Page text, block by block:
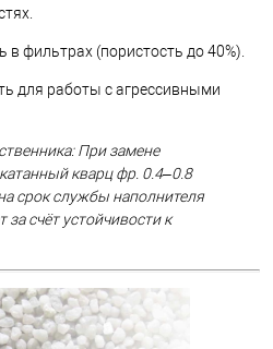
в фильтрах (пористость до 40%).
для работы с агрессивными
При замене
кварц фр. 0.4–0.8
срок службы наполнителя
за счёт устойчивости к